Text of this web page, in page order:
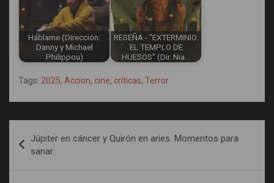
Háblame (Dirección:
Danny y Michael
Philippou)
RESEÑA - "EXTERMINIO:
EL TEMPLO DE
HUESOS" (Dir. Nia…
Tags: 2025, Accion, cine, críticas, Terror
de
Júpiter en cáncer y Quirón en aries. Momentos para
sanar.